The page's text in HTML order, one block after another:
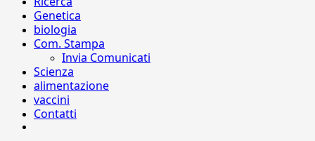
Genetica
biologia
Com. Stampa
Invia Comunicati
Scienza
alimentazione
vaccini
Contatti